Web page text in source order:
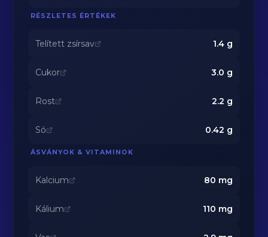
RÉSZLETES ÉRTÉKEK
Telített zsírsav 1.4g
Cukor 3.0 g
Rost 2.2 g
Só 0.42 g
ÁSVÁNYOK & VITAMINOK
Kalcium 80 mg
Kálium 110 mg